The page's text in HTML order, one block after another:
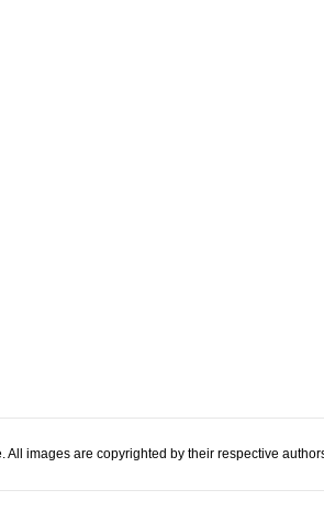
All images are copyrighted by their respective